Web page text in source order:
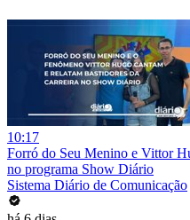
10:17
Forró do Seu Menino e Vittor
no programa Show Diário
Sistema Diário de Comunicação